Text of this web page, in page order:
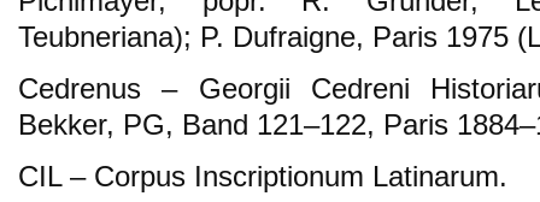
Teubneriana); P. Dufraigne, Paris 1975
Cedrenus – Georgii Cedreni
Bekker, PG, Band 121–122, Paris
CIL – Corpus Inscriptionum Latinarum.